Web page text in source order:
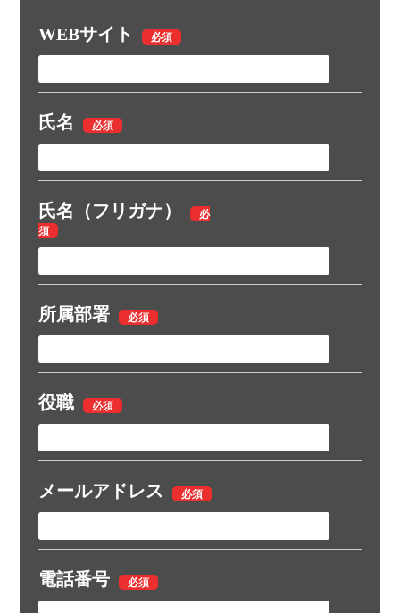
WEBサイト
氏名
氏名（フリガナ）
所属部署
役職
メールアドレス
電話番号